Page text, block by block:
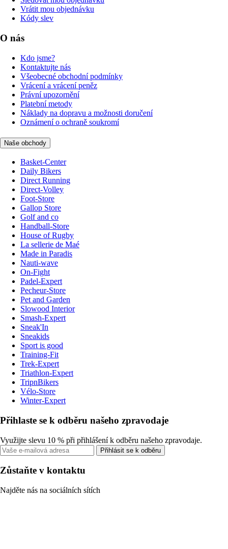
Vrátit mou objednávku
Kódy slev
O nás
Kdo jsme?
Kontaktujte nás
Všeobecné obchodní podmínky
Vrácení a vrácení peněz
Právní upozornění
Platební metody
Náklady na dopravu a možnosti doručení
Oznámení o ochraně soukromí
Naše obchody
Basket-Center
Daily Bikers
Direct Running
Direct-Volley
Foot-Store
Gallop Store
Golf and co
Handball-Store
House of Rugby
La sellerie de Maé
Made in Paradis
Nauti-wave
On-Fight
Padel-Expert
Pecheur-Store
Pet and Garden
Slowood Interior
Smash-Expert
Sneak'In
Sneakids
Sport is good
Training-Fit
Trek-Expert
Triathlon-Expert
TripnBikers
Vélo-Store
Winter-Expert
Přihlaste se k odběru našeho zpravodaje
Využijte slevu 10 % při přihlášení k odběru našeho zpravodaje.
Přihlásit se k odběru
Zůstaňte v kontaktu
Najděte nás na sociálních sítích